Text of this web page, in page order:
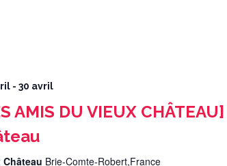
- 30 avril
AMIS DU VIEUX
Château Brie-Comte-Robert,France